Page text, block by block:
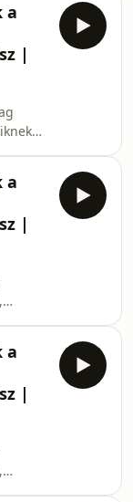
a
|
Azt
a
|
így
nő az
a
|